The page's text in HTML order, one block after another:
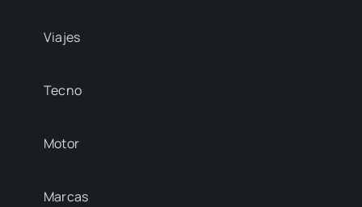
Viajes
Tecno
Motor
Marcas